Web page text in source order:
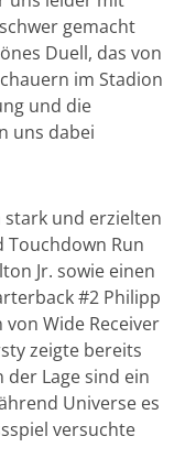
gemacht
Duell, das von
im Stadion
und die
uns dabei
stark und erzielten
Touchdown Run
Jr. sowie einen
#2 Philipp
Wide Receiver
zeigte bereits
Lage sind ein
Universe es
versuchte